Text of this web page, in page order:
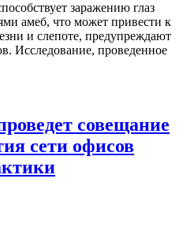
заражению глаз
амеб, что может привести к
и слепоте, предупреждают
Исследование, проведенное
совещание
сети офисов